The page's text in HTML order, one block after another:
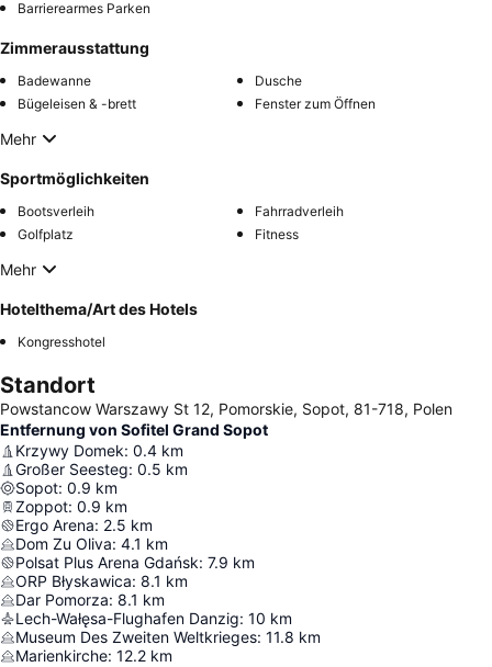
Barrierearmes Parken
Zimmerausstattung
Badewanne
Dusche
Bügeleisen & -brett
Fenster zum Öffnen
Mehr
Sportmöglichkeiten
Bootsverleih
Fahrradverleih
Golfplatz
Fitness
Mehr
Hotelthema/Art des Hotels
Kongresshotel
Standort
Powstancow Warszawy St 12, Pomorskie, Sopot, 81-718, Polen
Entfernung von Sofitel Grand Sopot
Krzywy Domek: 0.4 km
Großer Seesteg: 0.5 km
Sopot: 0.9 km
Zoppot: 0.9 km
Ergo Arena: 2.5 km
Dom Zu Oliva: 4.1 km
Polsat Plus Arena Gdańsk: 7.9 km
ORP Błyskawica: 8.1 km
Dar Pomorza: 8.1 km
Lech-Wałęsa-Flughafen Danzig: 10 km
Museum Des Zweiten Weltkrieges: 11.8 km
Marienkirche: 12.2 km